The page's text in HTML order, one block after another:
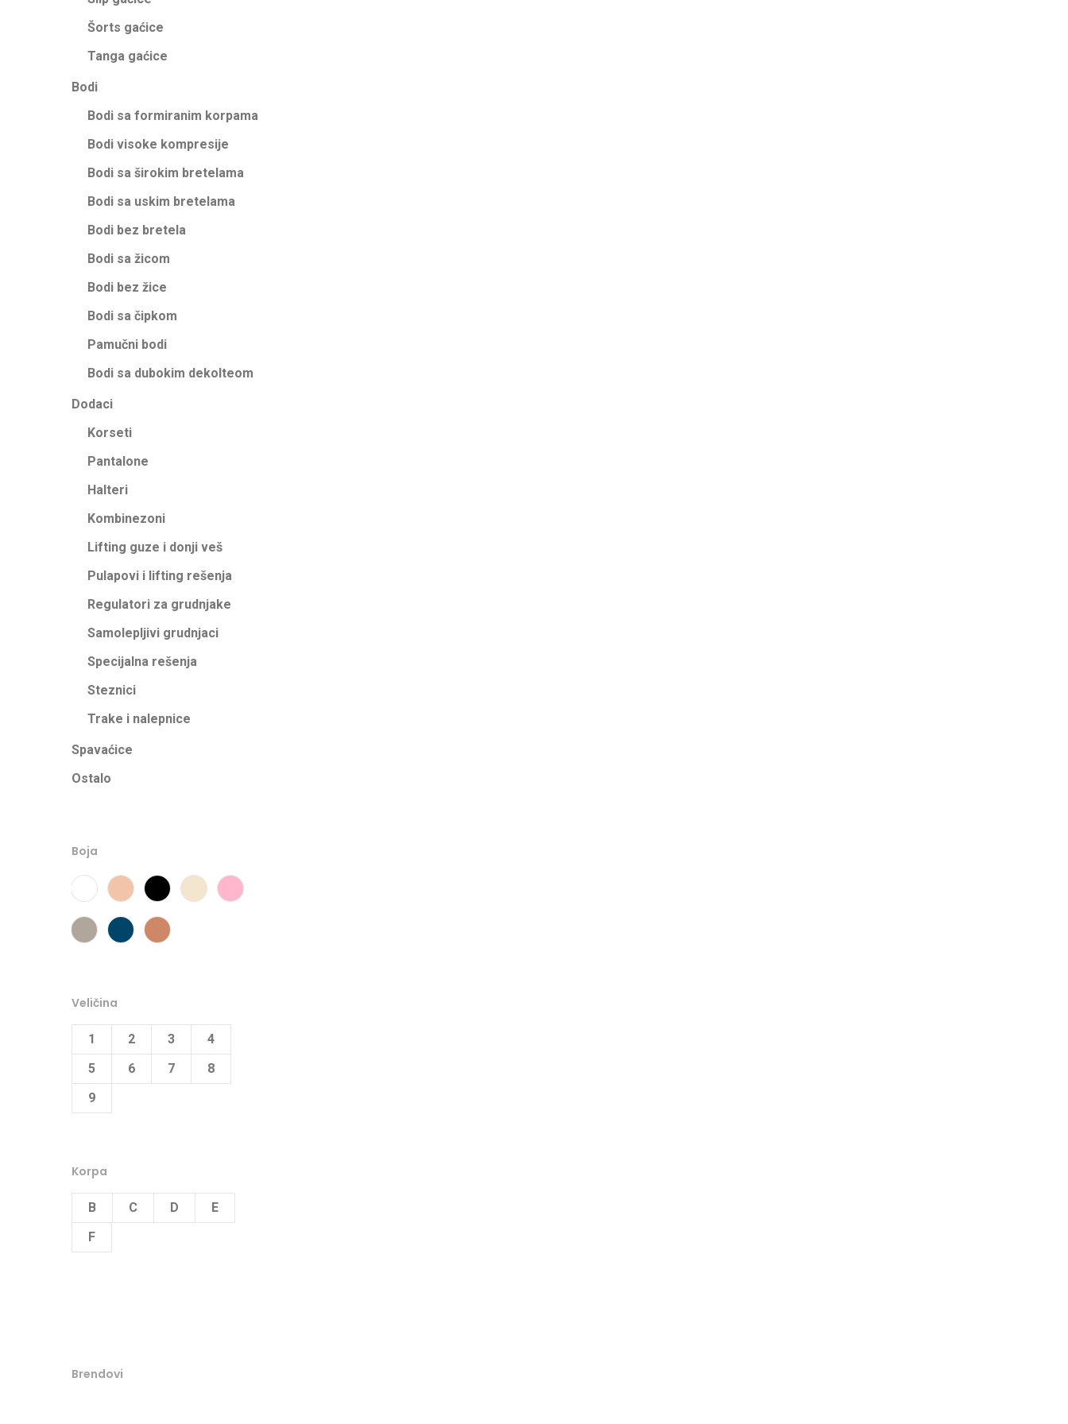
Šorts gaćice
Tanga gaćice
Bodi
Bodi sa formiranim korpama
Bodi visoke kompresije
Bodi sa širokim bretelama
Bodi sa uskim bretelama
Bodi bez bretela
Bodi sa žicom
Bodi bez žice
Bodi sa čipkom
Pamučni bodi
Bodi sa dubokim dekolteom
Dodaci
Korseti
Pantalone
Halteri
Kombinezoni
Lifting guze i donji veš
Pulapovi i lifting rešenja
Regulatori za grudnjake
Samolepljivi grudnjaci
Specijalna rešenja
Steznici
Trake i nalepnice
Spavaćice
Ostalo
Boja
Bela CipriaCrna Marfil Roze
StoneTegetTierra
Veličina
1 2 3
4
5
6 7
8
9
Korpa
B C D
E
F
Brendovi